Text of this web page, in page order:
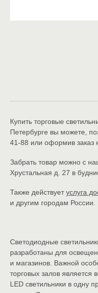
Купить торговые
Петербурге вы можете,
41-88 или оформив заказ
Забрать товар можно с
Хрустальная д. 27 в
Также действуетуслуга
и другим городам России.
Светодиодные
разработаны для
и магазинов. Важной
торговых залов является
LED светильники в одну